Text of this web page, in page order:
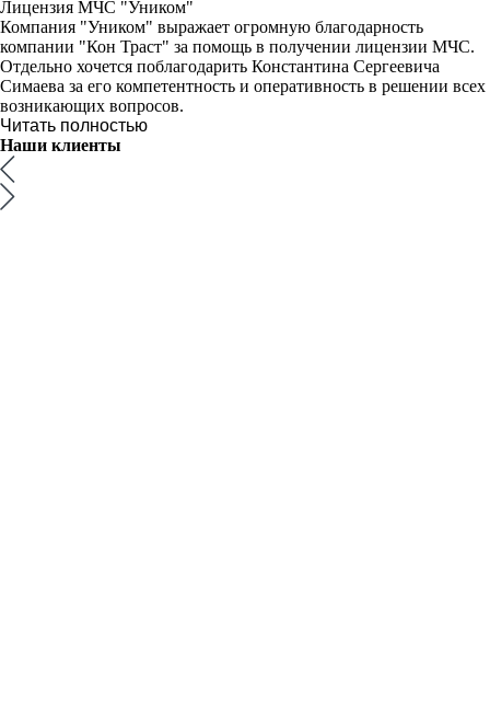
Лицензия МЧС "Уником"
Компания "Уником" выражает огромную благодарность
компании "Кон Траст" за помощь в получении лицензии МЧС.
Отдельно хочется поблагодарить Константина Сергеевича
Симаева за его компетентность и оперативность в решении всех
возникающих вопросов.
Читать полностью
Наши клиенты